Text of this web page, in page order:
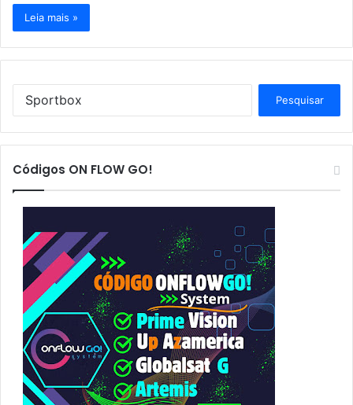
Leia mais »
s
a
p
o
r
:
Códigos ON FLOW GO!